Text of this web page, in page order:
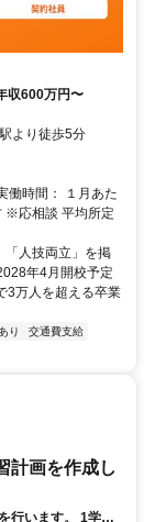
収600万円〜
環状線桃谷駅より徒歩5分
働時間： １月あた
※応相談 平均所定
「人技両立」を掲
年4月開校予定
3万人を超える卒業
り
交通費支給
計画を作成し
行います。 1学年